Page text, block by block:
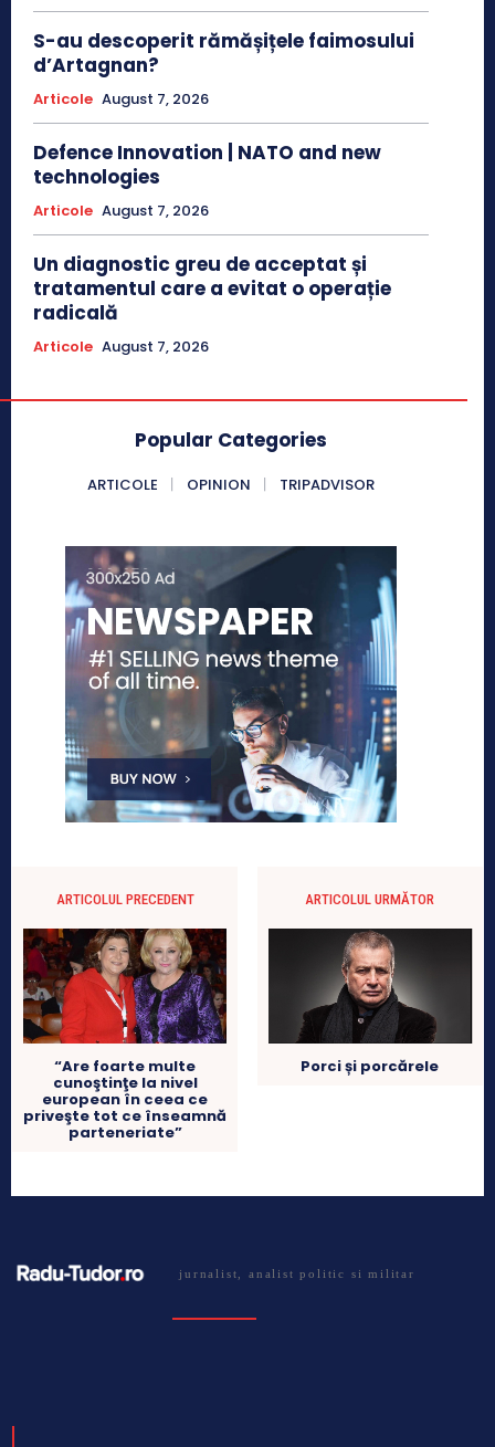
S-au descoperit rămășițele faimosului
d’Artagnan?
Articole August 7, 2026
Defence Innovation | NATO and new
technologies
Articole August 7, 2026
Un diagnostic greu de acceptat și
tratamentul care a evitat o operație
radicală
Articole August 7, 2026
Popular Categories
ARTICOLE OPINION TRIPADVISOR
ARTICOLUL PRECEDENT
“Are foarte multe
cunoştinţe la nivel
european în ceea ce
priveşte tot ce înseamnă
parteneriate”
ARTICOLUL URMĂTOR
Porci și porcărele
jurnalist, analist politic si militar